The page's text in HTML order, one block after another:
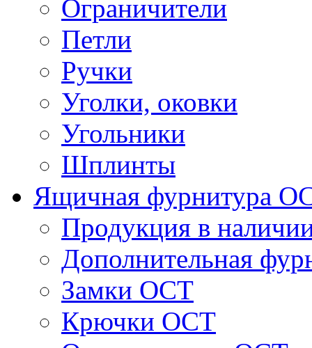
Ограничители
Петли
Ручки
Уголки, оковки
Угольники
Шплинты
Ящичная фурнитура
Продукция в
Дополнительная
Замки ОСТ
Крючки ОСТ